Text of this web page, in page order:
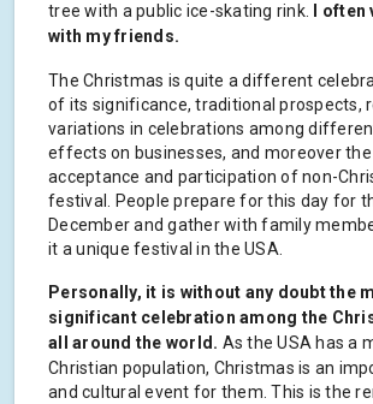
tree with a public ice-skating rink.
I
with my friends.
The Christmas is quite a different
of its significance, traditional prospects,
variations in celebrations among
effects on businesses, and moreover
acceptance and participation of non-
festival. People prepare for this day for
December and gather with family
it a unique festival in the USA.
Personally, it is without any doubt the
significant celebration among the
all around the world. As the USA has a
Christian population, Christmas is an
and cultural event for them. This is the